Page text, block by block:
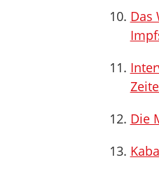
Das
Die